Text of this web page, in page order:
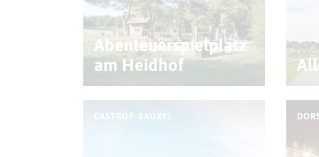
Abenteuerspielplatz
am Heidhof
CASTROP-RAUXEL